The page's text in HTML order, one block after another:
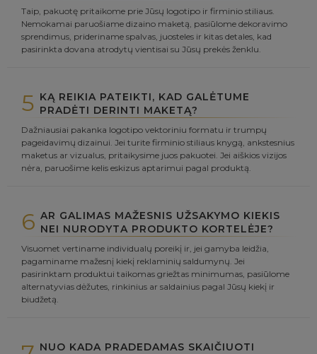
Taip, pakuotę pritaikome prie Jūsų logotipo ir firminio stiliaus.
Nemokamai paruošiame dizaino maketą, pasiūlome dekoravimo
sprendimus, prideriname spalvas, juosteles ir kitas detales, kad
pasirinkta dovana atrodytų vientisai su Jūsų prekės ženklu.
5 KĄ REIKIA PATEIKTI, KAD GALĖTUME
PRADĖTI DERINTI MAKETĄ?
Dažniausiai pakanka logotipo vektoriniu formatu ir trumpų
pageidavimų dizainui. Jei turite firminio stiliaus knygą, ankstesnius
maketus ar vizualus, pritaikysime juos pakuotei. Jei aiškios vizijos
nėra, paruošime kelis eskizus aptarimui pagal produktą.
6 AR GALIMAS MAŽESNIS UŽSAKYMO KIEKIS
NEI NURODYTA PRODUKTO KORTELĖJE?
Visuomet vertiname individualų poreikį ir, jei gamyba leidžia,
pagaminame mažesnį kiekį reklaminių saldumynų. Jei
pasirinktam produktui taikomas griežtas minimumas, pasiūlome
alternatyvias dėžutes, rinkinius ar saldainius pagal Jūsų kiekį ir
biudžetą.
NUO KADA PRADEDAMAS SKAIČIUOTI